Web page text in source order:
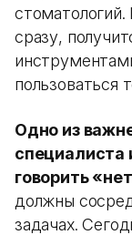
стоматологий.
сразу,
пользоваться
Одно из
специалиста
говорить
должны
задачах.